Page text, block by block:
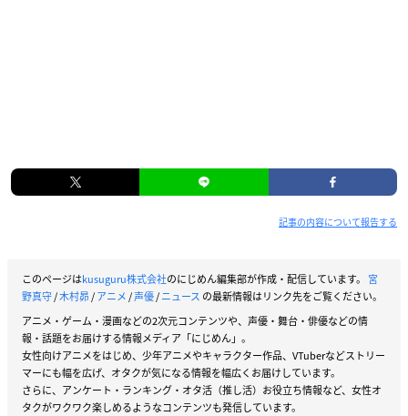
記事の内容について報告する
このページはkusuguru株式会社のにじめん編集部が作成・配信しています。 宮
野真守/木村昴/アニメ/声優/ニュース の最新情報はリンク先をご覧ください。
アニメ・ゲーム・漫画などの2次元コンテンツや、声優・舞台・俳優などの情
報・話題をお届けする情報メディア「にじめん」。
女性向けアニメをはじめ、少年アニメやキャラクター作品、VTuberなどストリー
マーにも幅を広げ、オタクが気になる情報を幅広くお届けしています。
さらに、アンケート・ランキング・オタ活（推し活）お役立ち情報など、女性オ
タクがワクワク楽しめるようなコンテンツも発信しています。